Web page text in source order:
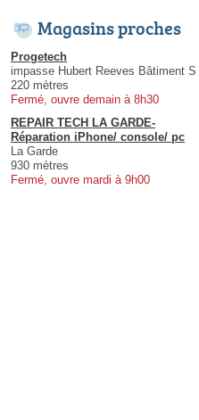
Magasins proches
Progetech
impasse Hubert Reeves Bâtiment S
220 mètres
Fermé, ouvre demain à 8h30
REPAIR TECH LA GARDE-
Réparation iPhone/ console/ pc
La Garde
930 mètres
Fermé, ouvre mardi à 9h00